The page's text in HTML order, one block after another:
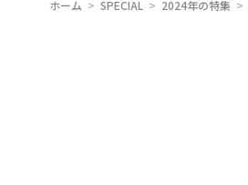
ホーム SPECIAL 2024年の特集